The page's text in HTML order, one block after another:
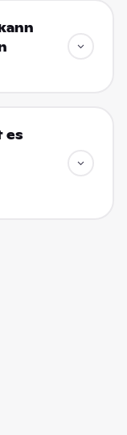
es